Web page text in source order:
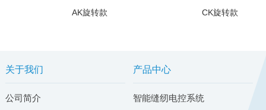
AK旋转款 CK旋转款
关于我们
公司简介
产品中心
智能缝纫电控系统